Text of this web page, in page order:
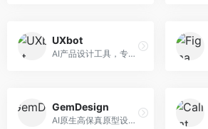
UXbot
AI产品设计工具，专注于用户体验优化。面向UX设计师，提供用户研究、设计建议、可用性测试等服务，UX设计支持完善。
GemDesign
AI原生高保真原型设计工具，专注于智能设计生成。面向设计师，提供界面生成、设计优化、原型制作等服务，设计自动化程度高。